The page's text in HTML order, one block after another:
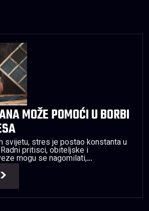
MOŽE POMOĆI U BORBI
svijetu, stres je postao konstanta u
pritisci, obiteljske i
mogu se nagomilati,…